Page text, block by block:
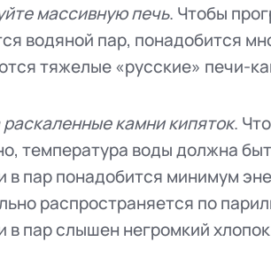
массивную печь. Чтобы
водяной пар, понадобится
тяжелые «русские» печи-
камни кипяток.
температура воды должна
в пар понадобится минимум
распространяется по
в пар слышен негромкий